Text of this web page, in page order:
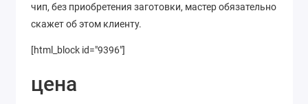
чип, без приобретения заготовки, мастер обязательно
скажет об этом клиенту.
[html_block id="9396"]
цена